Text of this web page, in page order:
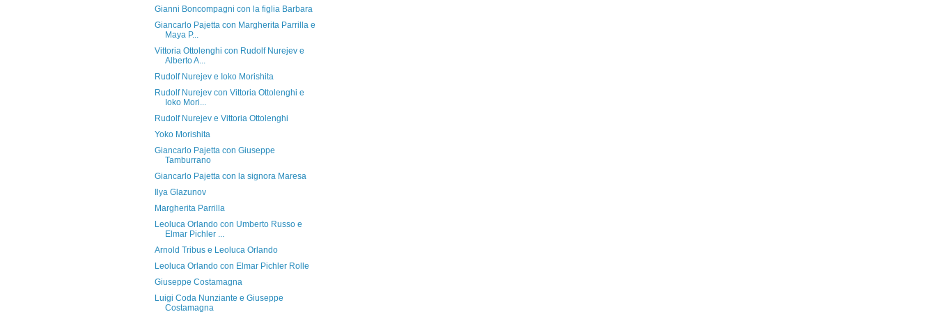
Gianni Boncompagni con la figlia Barbara
Giancarlo Pajetta con Margherita Parrilla e
Maya P...
Vittoria Ottolenghi con Rudolf Nurejev e
Alberto A...
Rudolf Nurejev e Ioko Morishita
Rudolf Nurejev con Vittoria Ottolenghi e
Ioko Mori...
Rudolf Nurejev e Vittoria Ottolenghi
Yoko Morishita
Giancarlo Pajetta con Giuseppe
Tamburrano
Giancarlo Pajetta con la signora Maresa
Ilya Glazunov
Margherita Parrilla
Leoluca Orlando con Umberto Russo e
Elmar Pichler ...
Arnold Tribus e Leoluca Orlando
Leoluca Orlando con Elmar Pichler Rolle
Giuseppe Costamagna
Luigi Coda Nunziante e Giuseppe
Costamagna